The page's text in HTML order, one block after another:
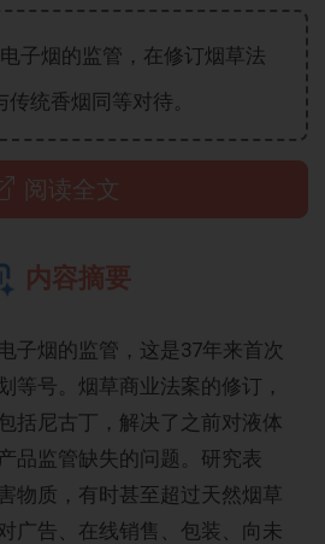
子烟的监管，在修订烟草法
统香烟同等对待。
阅读全文
内容摘要
子烟的监管，这是37年来首次
等号。烟草商业法案的修订，
括尼古丁，解决了之前对液体
品监管缺失的问题。研究表
物质，有时甚至超过天然烟草
广告、在线销售、包装、向未